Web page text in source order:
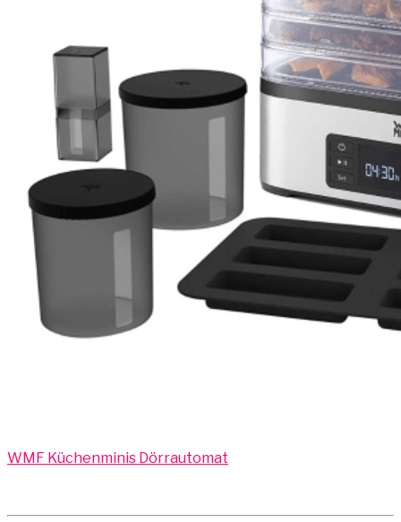
WMF Küchenminis Dörrautomat